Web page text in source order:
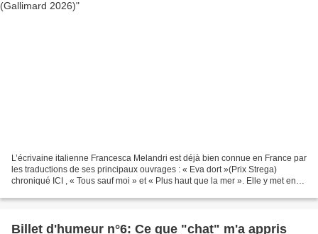
L’écrivaine italienne Francesca Melandri est déjà bien connue en France par
les traductions de ses principaux ouvrages : « Eva dort »(Prix Strega)
chroniqué ICI , « Tous sauf moi » et « Plus haut que la mer ». Elle y met en
Billet d'humeur n°6: Ce que "chat" m'a appris